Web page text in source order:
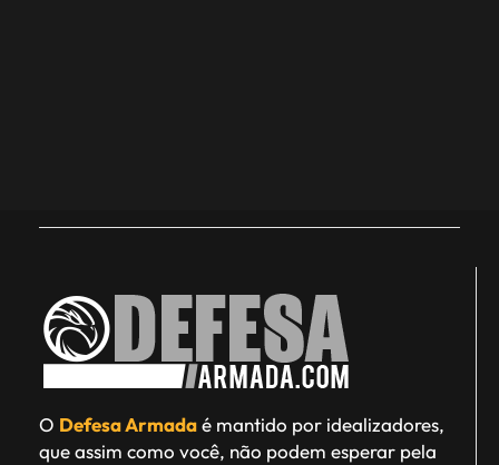
O Defesa Armadaé mantido por idealizadores,
que assim como você, não podem esperar pela